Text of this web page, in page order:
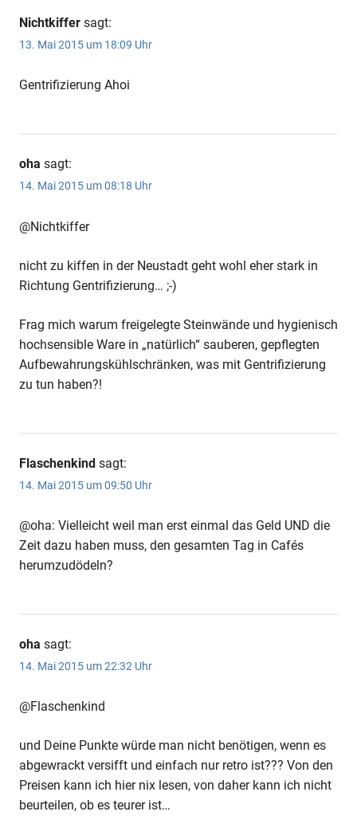
Anzeige
Anzeige
Nichtkiffer sagt:
13. Mai 2015 um 18:09 Uhr
Gentrifizierung Ahoi
oha sagt:
14. Mai 2015 um 08:18 Uhr
@Nichtkiffer
nicht zu kiffen in der Neustadt geht wohl eher stark in
Richtung Gentrifizierung… ;-)
Frag mich warum freigelegte Steinwände und hygienisch
hochsensible Ware in „natürlich“ sauberen, gepflegten
Aufbewahrungskühlschränken, was mit Gentrifizierung
zu tun haben?!
Flaschenkind sagt:
14. Mai 2015 um 09:50 Uhr
@oha: Vielleicht weil man erst einmal das Geld UND die
Zeit dazu haben muss, den gesamten Tag in Cafés
herumzudödeln?
oha sagt:
14. Mai 2015 um 22:32 Uhr
@Flaschenkind
und Deine Punkte würde man nicht benötigen, wenn es
abgewrackt versifft und einfach nur retro ist??? Von den
Preisen kann ich hier nix lesen, von daher kann ich nicht
beurteilen, ob es teurer ist…